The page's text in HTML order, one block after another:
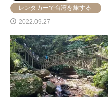
レンタカーで台湾を旅する
2022.09.27